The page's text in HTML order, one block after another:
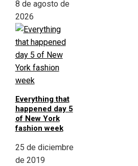
8 de agosto de
2026
Everything that
happened day 5
of New York
fashion week
25 de diciembre
de 2019